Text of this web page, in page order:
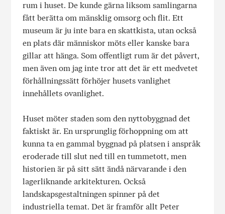
rum i huset. De kunde gärna liksom samlingarna
fått berätta om mänsklig omsorg och flit. Ett
museum är ju inte bara en skattkista, utan också
en plats där människor möts eller kanske bara
gillar att hänga. Som offentligt rum är det påvert,
men även om jag inte tror att det är ett medvetet
förhållningssätt förhöjer husets vanlighet
innehållets ovanlighet.
Huset möter staden som den nyttobyggnad det
faktiskt är. En ursprunglig förhoppning om att
kunna ta en gammal byggnad på platsen i anspråk
eroderade till slut ned till en tummetott, men
historien är på sitt sätt ändå närvarande i den
lagerliknande arkitekturen. Också
landskapsgestaltningen spinner på det
industriella temat. Det är framför allt Peter